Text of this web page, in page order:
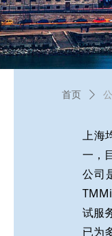
上海
一，
公司
试服
已为
首页 ꄲ